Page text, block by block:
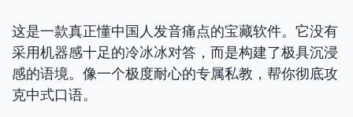
这是一款真正懂中国人发音痛点的宝藏软件。它没有
采用机器感十足的冷冰冰对答，而是构建了极具沉浸
感的语境。像一个极度耐心的专属私教，帮你彻底攻
克中式口语。